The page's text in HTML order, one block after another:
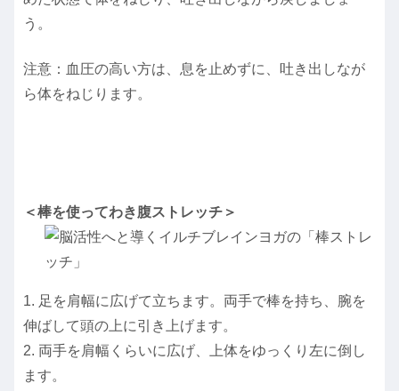
う。
注意：血圧の高い方は、息を止めずに、吐き出しなが
ら体をねじります。
＜棒を使ってわき腹ストレッチ＞
1. 足を肩幅に広げて立ちます。両手で棒を持ち、腕を
伸ばして頭の上に引き上げます。
2. 両手を肩幅くらいに広げ、上体をゆっくり左に倒し
ます。